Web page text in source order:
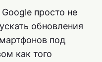
просто не
обновления
под
как того